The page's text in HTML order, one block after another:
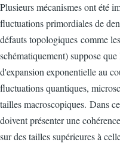
Plusieurs mécanismes ont été
fluctuations primordiales de
défauts topologiques comme
schématiquement) suppose
d'expansion exponentielle au
fluctuations quantiques,
tailles macroscopiques. Dans
doivent présenter une
sur des tailles supérieures à